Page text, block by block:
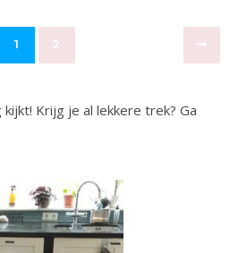
1 2
Krijg je al lekkere trek? Ga